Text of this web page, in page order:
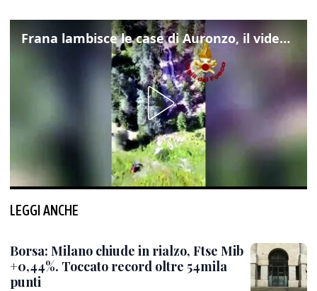
Frana lambisce le case di Auronzo, il video dall'elicottero dei vigili del fuoco
LEGGI ANCHE
Borsa: Milano chiude in rialzo, Ftse Mib
+0,44%. Toccato record oltre 54mila
punti